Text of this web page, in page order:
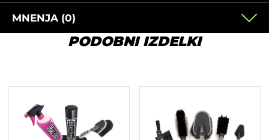
MNENJA (0)
PODOBNI IZDELKI